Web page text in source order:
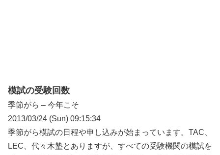
模試の受験回数
季節がら – 今年こそ
2013/03/24 (Sun) 09:15:34
季節がら模試の日程や申し込みが始まっています。TAC、
LEC、代々木塾とありますが、すべての受験機関の模試を